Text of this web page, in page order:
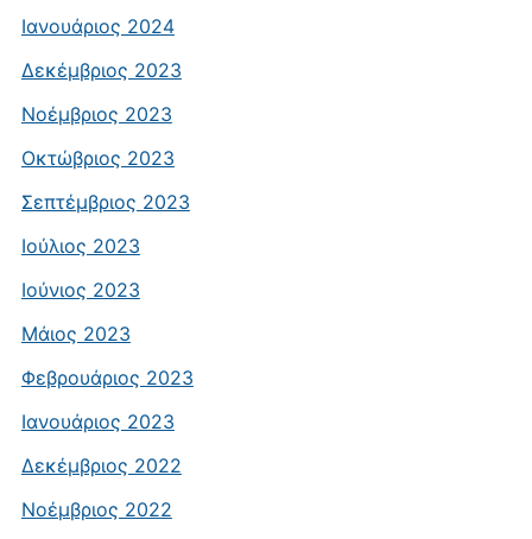
Ιανουάριος 2024
Δεκέμβριος 2023
Νοέμβριος 2023
Οκτώβριος 2023
Σεπτέμβριος 2023
Ιούλιος 2023
Ιούνιος 2023
Μάιος 2023
Φεβρουάριος 2023
Ιανουάριος 2023
Δεκέμβριος 2022
Νοέμβριος 2022